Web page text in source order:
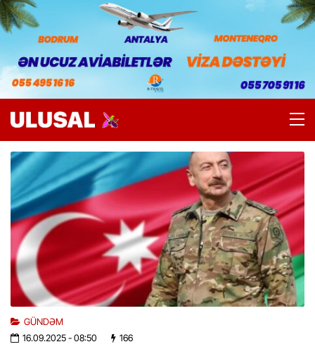
GÜNDƏM
16.09.2025- 08:50 166